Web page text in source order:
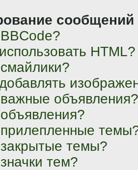
HTML?
объявления?
темы?
тем?